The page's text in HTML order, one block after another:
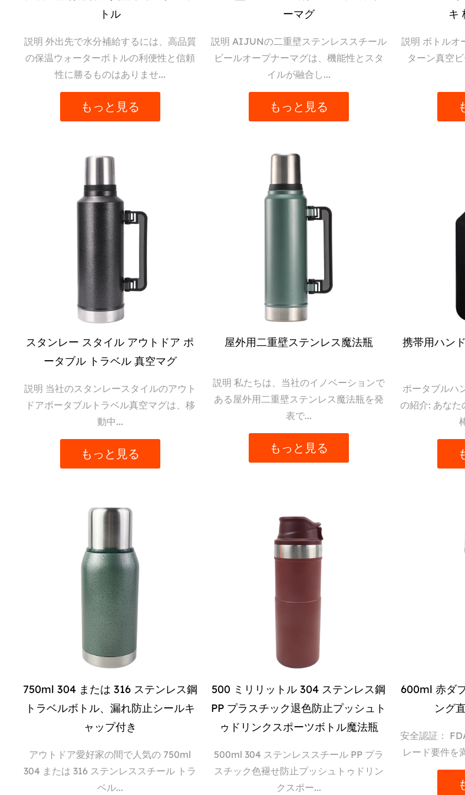
モスは、パフォーマンスと携帯性のバランスを保っています。洗練された合理的なデザイン
ギアや所持品が乾いた状態に保たれ、安心して放り込むことができます。
考え抜かれたデザイン
人間工学に基づいたグリップからワンタッチの注ぐボタンに至るまで、当社のアウトドア用
蓋は便利なカップとしても機能するため、冒険のどこにいてもお気に入りの飲み物を楽しむ
に、スタイリッシュなデザインと鮮やかな色を備えた当社の魔法瓶は、機能的であると同時
簡単なメンテナンス:
ユーザーフレンドリーなデザインのおかげで、屋外用魔法瓶を新品​​の状態に保つのは簡単で
浄でき、使用後は常に衛生的に保つことができます。水で洗い流すだけで、魔法瓶は完璧な
ま、次の冒険に出かける準備が整います。
パーソナライズされたスタイルのオプション:
やかな色合いがお好みでも、控えめなエレガンスがお好みでも、あらゆる好みに合う色合い
の個性を反映したサーモスで自己主張をしながら、アウトドア体験をさらに高めましょう。
週末のキャンプ旅行に出かけるときも、単に都会のジャングルを散策するとき​​も、必ず相
サーモスをそばに置いてください。比類のないパフォーマンス、耐久性、考え抜かれたデザ
は、単なるフラスコではありません。それはあなたの探検への情熱と、人生が提供するあら
いうあなたの決意の象徴です。さぁ、さあ、一生に一度の冒険が待っています。アウトドア
トル
説明 外出先で水分補給するには、高品質
の保温ウォーターボトルの利便性と信頼
性に勝るものはありませ...
もっと見る
ーマグ
説明 AIJUNの二重壁ステンレススチール
ビールオープナーマグは、機能性とスタ
イルが融合し...
もっと見る
キ
説明 ボトルオ
ターン真空
スタンレー スタイル アウトドア ポ
ータブル トラベル 真空マグ
説明 当社のスタンレースタイルのアウト
ドアポータブルトラベル真空マグは、移
動中...
もっと見る
屋外用二重壁ステンレス魔法瓶
説明 私たちは、当社のイノベーションで
ある屋外用二重壁ステンレス魔法瓶を発
表で...
もっと見る
携帯用ハン
ポータブルハ
の紹介: あなた
750ml 304 または 316 ステンレス鋼
トラベルボトル、漏れ防止シールキ
ャップ付き
アウトドア愛好家の間で人気の 750ml
304 または 316 ステンレススチール トラ
ベル...
500 ミリリットル 304 ステンレス鋼
PP プラスチック退色防​​止プッシュト
ゥドリンクスポーツボトル魔法瓶
500ml 304 ステンレススチール PP プラ
スチック色褪せ防止プッシュトゥドリン
クスポー...
600ml 赤ダ
ング
安全認証：
レード要件を